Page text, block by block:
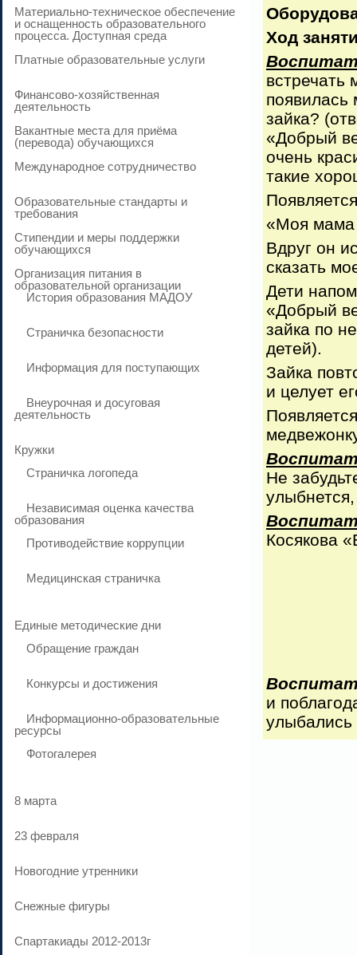
Материально-техническое обеспечение
и оснащенность образовательного
процесса. Доступная среда
Платные образовательные услуги
Финансово-хозяйственная
деятельность
Вакантные места для приёма
(перевода) обучающихся
Международное сотрудничество
Образовательные стандарты и
требования
Стипендии и меры поддержки
обучающихся
Организация питания в
образовательной организации
История образования МАДОУ
Страничка безопасности
Информация для поступающих
Внеурочная и досуговая
деятельность
Кружки
Страничка логопеда
Независимая оценка качества
образования
Противодействие коррупции
Медицинская страничка
Единые методические дни
Обращение граждан
Конкурсы и достижения
Информационно-образовательные
ресурсы
Фотогалерея
8 марта
23 февраля
Новогодние утренники
Cнежные фигуры
Спартакиады 2012-2013г
Ход
встречать
появилась
зайка?
«Добрый
очень
такие
«Моя мама
Вдруг он
сказать
Дети
«Добрый
зайка по
детей).
Зайка
и целует
Не
Косякова
и
улыбались